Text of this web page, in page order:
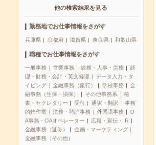
他の検索結果を見る
勤務地でお仕事情報をさがす
兵庫県 京都府 滋賀県 奈良県 和歌山県
職種でお仕事情報をさがす
一般事務 営業事務 総務・人事・労務
経
理・財務・会計・英文経理
データ入力・タ
イピング
金融事務（銀行） 学校事務
金
融事務（生保・損保）
その他事務系
秘
書・セクレタリー
受付 通訳・翻訳
事務
的軽作業
法務・特許事務 外国語事務
O
A事務・OAオペレーター
広報・宣伝・IR
金融事務（証券）
企画・マーケティング
金融事務（その他）